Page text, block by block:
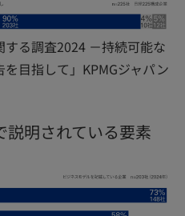
る調査2024 －持続可能な
目指して」KPMGジャパン
説明されている要素